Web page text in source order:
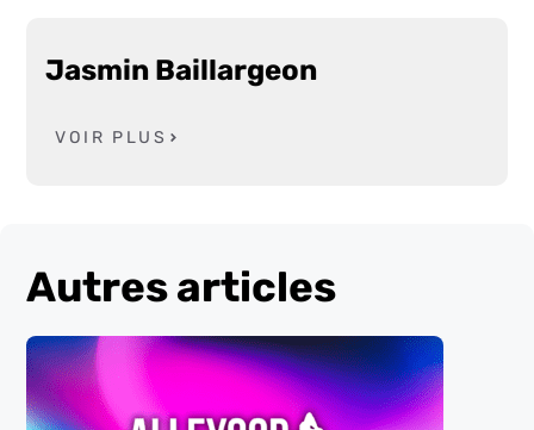
Jasmin Baillargeon
VOIR PLUS
Autres articles